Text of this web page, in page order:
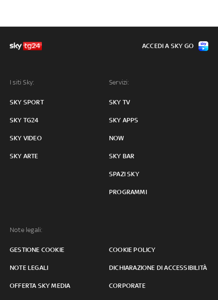
I siti Sky:
SKY SPORT
SKY TG24
SKY VIDEO
SKY ARTE
Servizi:
SKY TV
SKY APPS
NOW
SKY BAR
SPAZI SKY
PROGRAMMI
Note legali:
GESTIONE COOKIE COOKIE POLICY
NOTE LEGALI DICHIARAZIONE DI ACCESSIBILITÀ
OFFERTA SKY MEDIA CORPORATE
ACCEDI A SKY GO